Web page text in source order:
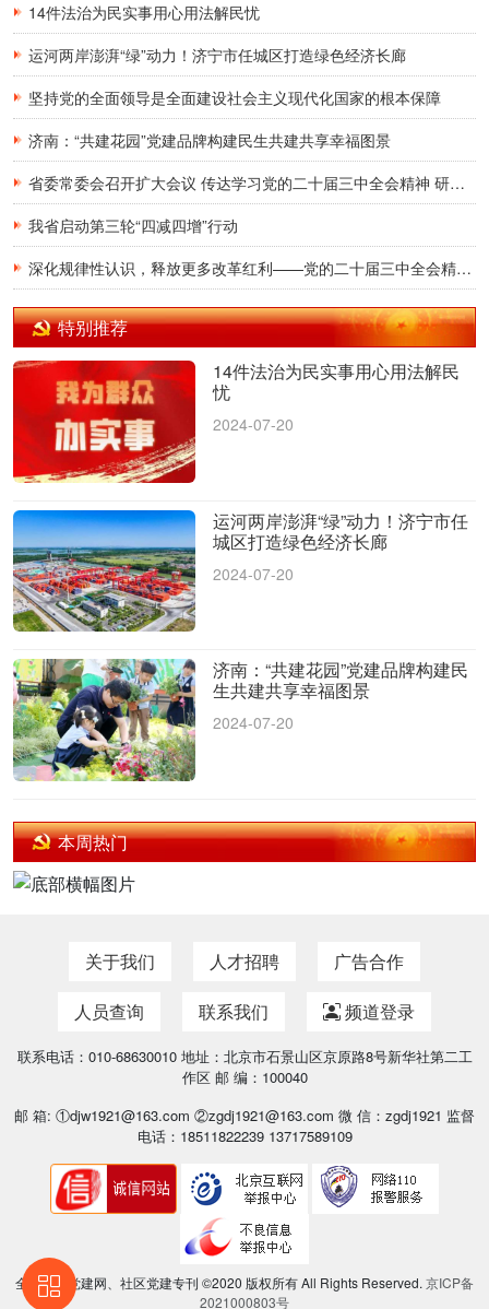
14件法治为民实事用心用法解民忧
运河两岸澎湃“绿”动力！济宁市任城区打造绿色经济长廊
坚持党的全面领导是全面建设社会主义现代化国家的根本保障
济南：“共建花园”党建品牌构建民生共建共享幸福图景
省委常委会召开扩大会议 传达学习党的二十届三中全会精神 研究贯彻落实意见
我省启动第三轮“四减四增”行动
深化规律性认识，释放更多改革红利——党的二十届三中全会精神在我省广大党员干部群众中引发热烈反响
特别推荐
14件法治为民实事用心用法解民
忧
2024-07-20
运河两岸澎湃“绿”动力！济宁市任
城区打造绿色经济长廊
2024-07-20
济南：“共建花园”党建品牌构建民
生共建共享幸福图景
2024-07-20
本周热门
关于我们 人才招聘
广告合作
人员查询
联系我们 频道登录
联系电话：010-68630010 地址：北京市石景山区京原路8号新华社第二工
作区 邮 编：100040
邮 箱: ①djw1921@163.com ②zgdj1921@163.com 微 信：zgdj1921 监督
电话：18511822239 13717589109
全国基层党建网、社区党建专刊 ©2020 版权所有 All Rights Reserved. 京ICP备
2021000803号